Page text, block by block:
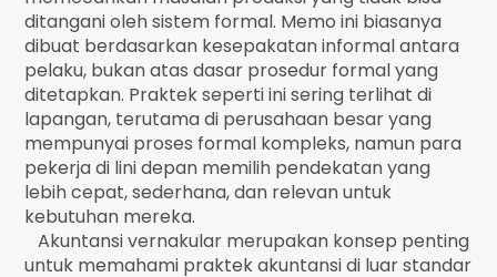
ditangani oleh sistem formal. Memo ini biasanya
dibuat berdasarkan kesepakatan informal antara
pelaku, bukan atas dasar prosedur formal yang
ditetapkan. Praktek seperti ini sering terlihat di
lapangan, terutama di perusahaan besar yang
mempunyai proses formal kompleks, namun para
pekerja di lini depan memilih pendekatan yang
lebih cepat, sederhana, dan relevan untuk
kebutuhan mereka.
Akuntansi vernakular merupakan konsep penting
untuk memahami praktek akuntansi di luar standar